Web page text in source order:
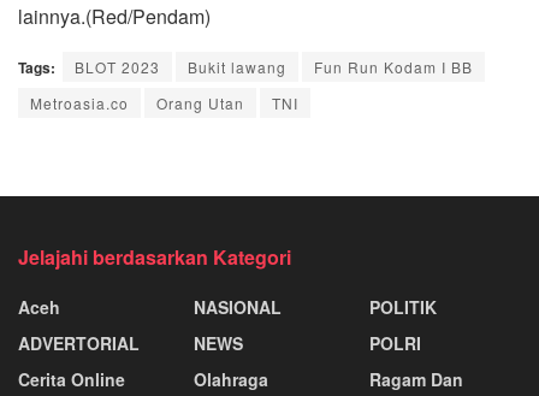
lainnya.(Red/Pendam)
Tags: BLOT 2023 Bukit lawang
Fun Run Kodam I BB
Metroasia.co
Orang Utan TNI
Jelajahi berdasarkan Kategori
Aceh
ADVERTORIAL
Cerita Online
NASIONAL
NEWS
Olahraga
POLITIK
POLRI
Ragam Dan